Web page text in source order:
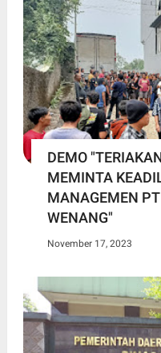
DEMO
MEMINTA
MANAGEMEN
WENANG"
November 17, 2023